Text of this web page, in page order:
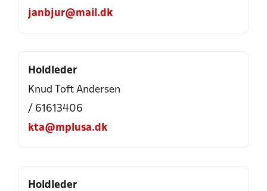
janbjur@mail.dk
Holdleder
Knud Toft Andersen
/ 61613406
kta@mplusa.dk
Holdleder